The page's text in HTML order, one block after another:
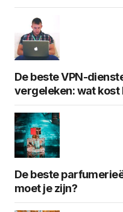
De beste VPN-
vergeleken: wat kost
De beste
moet je zijn?